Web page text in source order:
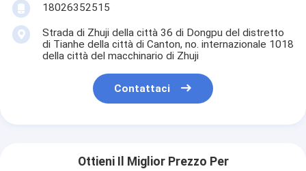
18026352515
Strada di Zhuji della città 36 di Dongpu del distretto
di Tianhe della città di Canton, no. internazionale 1018
della città del macchinario di Zhuji
Contattaci
Ottieni Il Miglior Prezzo Per